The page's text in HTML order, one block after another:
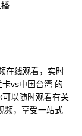
在线观看，实时
vs中国台湾 的
以随时观看有关
频，享受一站式